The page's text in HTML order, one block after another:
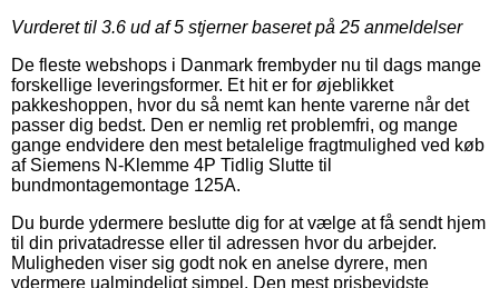
Vurderet til 3.6 ud af 5 stjerner baseret på 25 anmeldelser
De fleste webshops i Danmark frembyder nu til dags mange
forskellige leveringsformer. Et hit er for øjeblikket
pakkeshoppen, hvor du så nemt kan hente varerne når det
passer dig bedst. Den er nemlig ret problemfri, og mange
gange endvidere den mest betalelige fragtmulighed ved køb
af Siemens N-Klemme 4P Tidlig Slutte til
bundmontagemontage 125A.
Du burde ydermere beslutte dig for at vælge at få sendt hjem
til din privatadresse eller til adressen hvor du arbejder.
Muligheden viser sig godt nok en anelse dyrere, men
ydermere ualmindeligt simpel. Den mest prisbevidste